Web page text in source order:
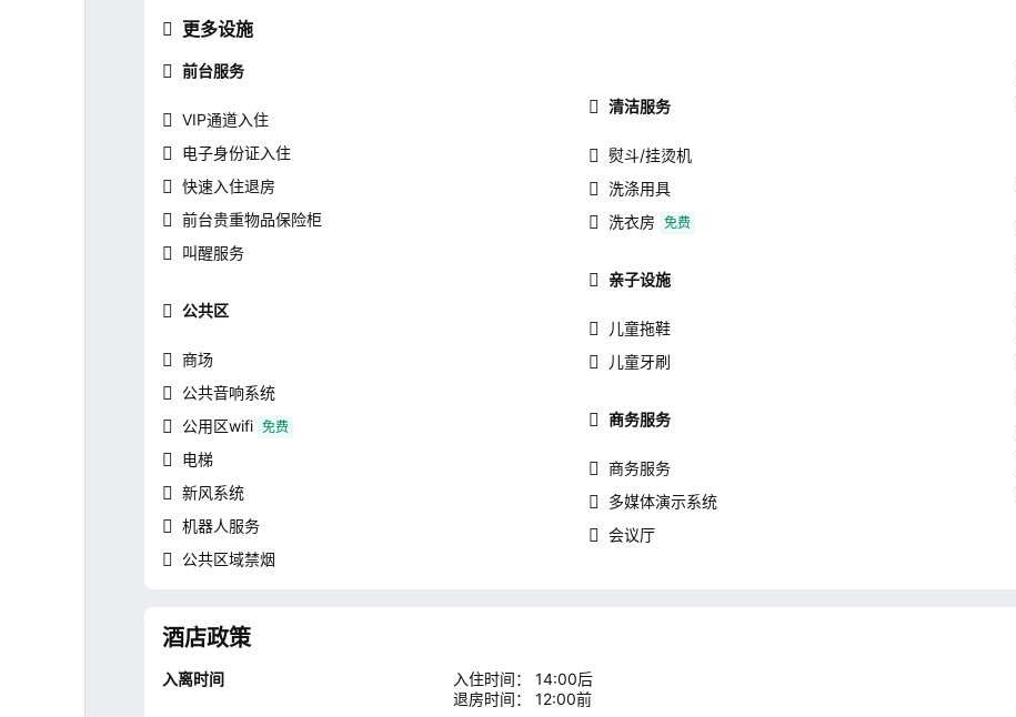
更多设施
前台服务
VIP通道入住
电子身份证入住
快速入住退房
前台贵重物品保险柜
叫醒服务
公共区
商场
公共音响系统
公用区wifi 免费
电梯
新风系统
机器人服务
公共区域禁烟
清洁服务
熨斗/挂烫机
洗涤用具
洗衣房 免费
亲子设施
儿童拖鞋
儿童牙刷
商务服务
商务服务
多媒体演示系统
会议厅
酒店政策
入离时间
入住时间： 14:00后
退房时间： 12:00前